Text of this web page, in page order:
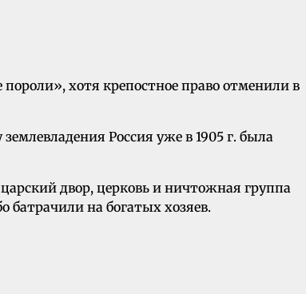
хотя крепостное право отменили в
Россия уже в 1905 г. была
двор, церковь и ничтожная группа
батрачили на богатых хозяев.